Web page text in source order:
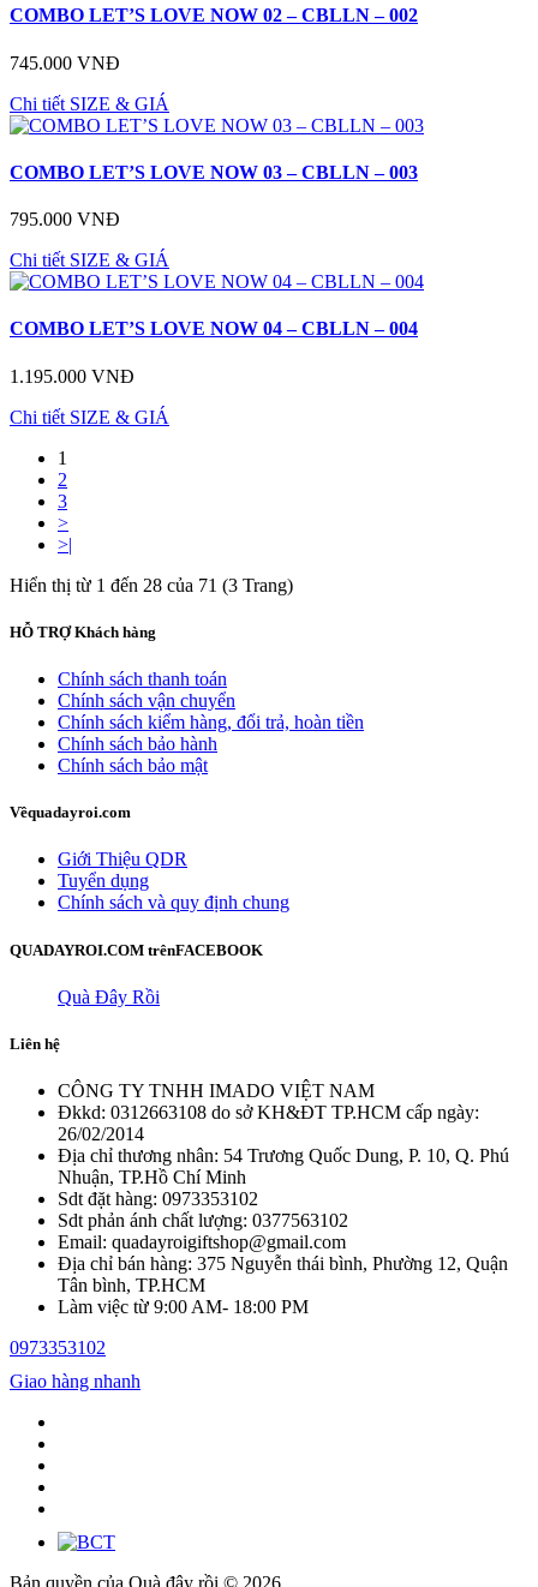
COMBO LET’S LOVE NOW 02 – CBLLN – 002
745.000 VNĐ
Chi tiết SIZE & GIÁ
COMBO LET’S LOVE NOW 03 – CBLLN – 003
795.000 VNĐ
Chi tiết SIZE & GIÁ
COMBO LET’S LOVE NOW 04 – CBLLN – 004
1.195.000 VNĐ
Chi tiết SIZE & GIÁ
1
2
3
>
>|
Hiển thị từ 1 đến 28 của 71 (3 Trang)
HỖ TRỢKhách hàng
Chính sách thanh toán
Chính sách vận chuyển
Chính sách kiểm hàng, đổi trả, hoàn tiền
Chính sách bảo hành
Chính sách bảo mật
Vềquadayroi.com
Giới Thiệu QDR
Tuyển dụng
Chính sách và quy định chung
QUADAYROI.COM trênFACEBOOK
Quà Đây Rồi
Liên hệ
CÔNG TY TNHH IMADO VIỆT NAM
Đkkd: 0312663108 do sở KH&ĐT TP.HCM cấp ngày:
26/02/2014
Địa chỉ thương nhân: 54 Trương Quốc Dung, P. 10, Q. Phú
Nhuận, TP.Hồ Chí Minh
Sdt đặt hàng: 0973353102
Sdt phản ánh chất lượng: 0377563102
Email: quadayroigiftshop@gmail.com
Địa chỉ bán hàng: 375 Nguyễn thái bình, Phường 12, Quận
Tân bình, TP.HCM
Làm việc từ 9:00 AM- 18:00 PM
0973353102
Giao hàng nhanh
Bản quyền của Quà đây rồi © 2026